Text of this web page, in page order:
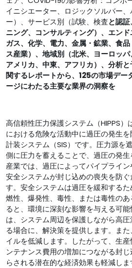
イニシエーター、ロジックソルバー
ー）、サービス別（試験、検査と認
ニング、コンサルティング）、エン
ガス、化学、電力、金属・鉱業、食
ス産業）、地域別（北米、ヨーロッ
アメリカ、中東、アフリカ）、分析
関するレポートから、125の市場デー
ージにわたる主要な業界の洞察を
高信頼性圧力保護システム（HIPPS
における危険な活動中に過圧の発生
計装システム（SIS）です。圧力源を
側に圧力を蓄えることで、過圧の発
産業では、過圧によってパイプライン
安全システムが封じ込めの喪失を防
す。安全システムは過圧を緩和する
燃性、爆発性、毒性、または毒性の
ると、環境に深刻な影響を与える可能
は、システム周辺を保護しながら高
る場合に、解決策を提供します。ま
イルを低減します。したがって、生
ンテナンス費用の増加につながる封
らされる潜在的な経済効果も軽減しま